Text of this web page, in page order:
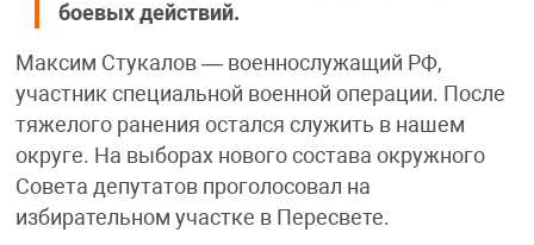
боевых действий.
Максим Стукалов — военнослужащий РФ,
участник специальной военной операции. После
тяжелого ранения остался служить в нашем
округе. На выборах нового состава окружного
Совета депутатов проголосовал на
избирательном участке в Пересвете.